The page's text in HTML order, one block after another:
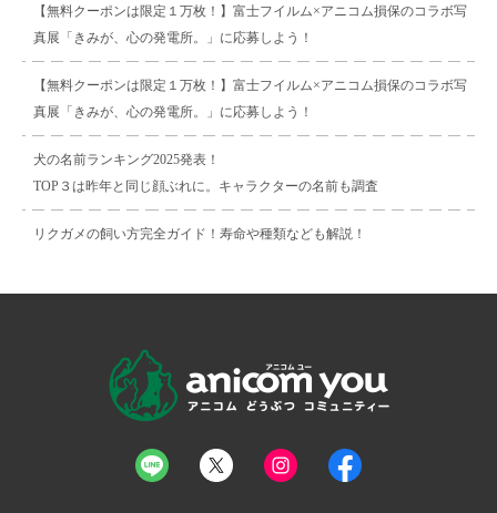
【無料クーポンは限定１万枚！】富士フイルム×アニコム損保のコラボ写
真展「きみが、心の発電所。」に応募しよう！
【無料クーポンは限定１万枚！】富士フイルム×アニコム損保のコラボ写
真展「きみが、心の発電所。」に応募しよう！
犬の名前ランキング2025発表！
TOP３は昨年と同じ顔ぶれに。キャラクターの名前も調査
リクガメの飼い方完全ガイド！寿命や種類なども解説！